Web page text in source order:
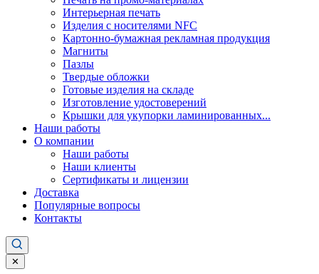
Интерьерная печать
Изделия с носителями NFC
Картонно-бумажная рекламная продукция
Магниты
Пазлы
Твердые обложки
Готовые изделия на складе
Изготовление удостоверений
Крышки для укупорки ламинированных...
Наши работы
О компании
Наши работы
Наши клиенты
Сертификаты и лицензии
Доставка
Популярные вопросы
Контакты
✕